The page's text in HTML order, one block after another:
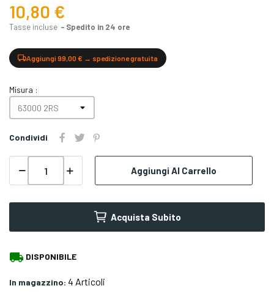
10,80 €
Tasse incluse Spedito in 24 ore
Aggiungi 99,00 € → spedizione gratuita
Misura :
Condividi
Aggiungi Al Carrello
Acquista Subito
local_shipping DISPONIBILE
In magazzino: 4 Articoli